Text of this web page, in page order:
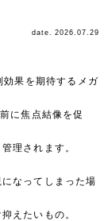
date. 2026.07.29
果を期待するメガ
に焦点結像を促
理されます。
なってしまった場
えたいもの。